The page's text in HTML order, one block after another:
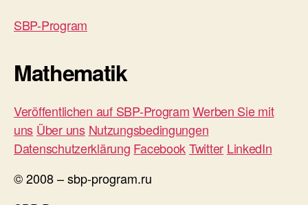
SBP-Program
Mathematik
Veröffentlichen auf SBP-Program Werben Sie mit
uns Über uns Nutzungsbedingungen
Datenschutzerklärung FacebookTwitter LinkedIn
© 2008 – sbp-program.ru